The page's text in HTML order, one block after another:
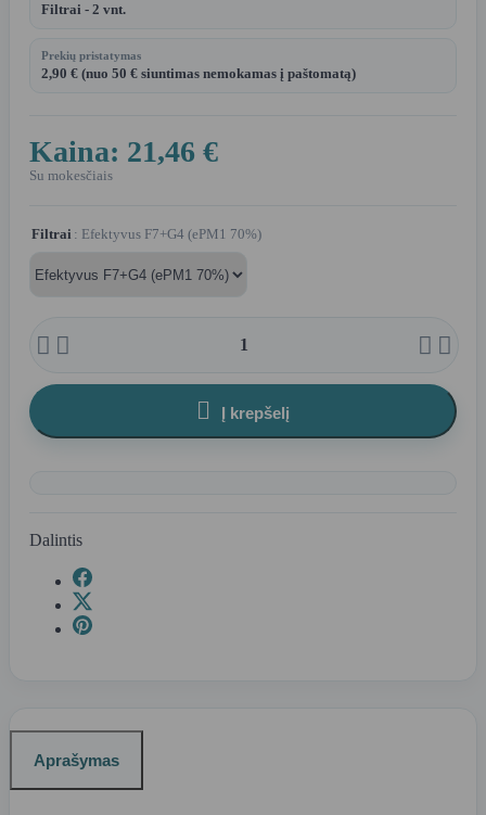
Filtrai - 2 vnt.
Prekių pristatymas
2,90 € (nuo 50 € siuntimas nemokamas į paštomatą)
Kaina: 21,46 €
Su mokesčiais
Filtrai : Efektyvus F7+G4 (ePM1 70%)
   
 Į krepšelį
Dalintis
Aprašymas